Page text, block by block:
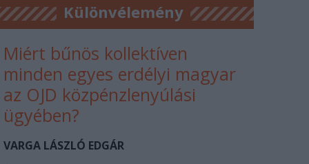
Különvélemény
Miért bűnös kollektíven
minden egyes erdélyi magyar
az OJD közpénzlenyúlási
ügyében?
VARGA LÁSZLÓ EDGÁR